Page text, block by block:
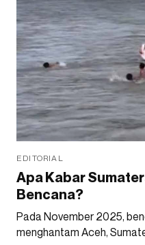
EDITORIAL
Apa Kabar
Bencana?
Pada November 2025,
menghantam Aceh,